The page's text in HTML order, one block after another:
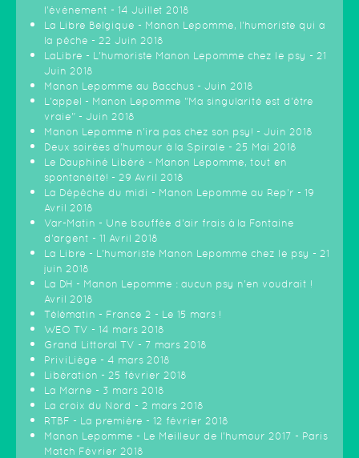
l'événement - 14 Juillet 2018
La Libre Belgique - Manon Lepomme, l'humoriste qui a
la pêche - 22 Juin 2018
LaLibre - L'humoriste Manon Lepomme chez le psy - 21
Juin 2018
Manon Lepomme au Bacchus - Juin 2018
L'appel - Manon Lepomme "Ma singularité est d'être
vraie" - Juin 2018
Manon Lepomme n'ira pas chez son psy! - Juin 2018
Deux soirées d'humour à la Spirale - 25 Mai 2018
Le Dauphiné Libéré - Manon Lepomme, tout en
spontanéité! - 29 Avril 2018
La Dépêche du midi - Manon Lepomme au Rep'r - 19
Avril 2018
Var-Matin - Une bouffée d'air frais à la Fontaine
d'argent - 11 Avril 2018
La Libre - L'humoriste Manon Lepomme chez le psy - 21
juin 2018
La DH - Manon Lepomme : aucun psy n'en voudrait !
Avril 2018
Télématin - France 2 - Le 15 mars !
WEO TV - 14 mars 2018
Grand Littoral TV - 7 mars 2018
PriviLiège - 4 mars 2018
Libération - 25 février 2018
La Marne - 3 mars 2018
La croix du Nord - 2 mars 2018
RTBF - La première - 12 février 2018
Manon Lepomme - Le Meilleur de l'humour 2017 - Paris
Match Février 2018